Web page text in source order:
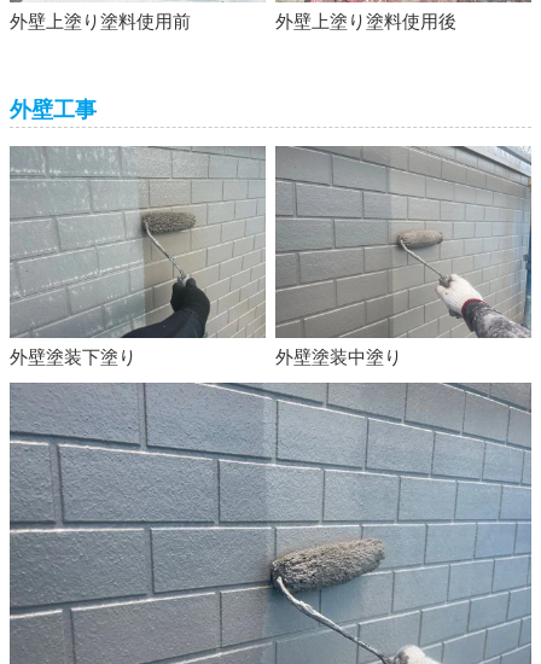
外壁上塗り塗料使用前 外壁上塗り塗料使用後
外壁工事
外壁塗装下塗り 外壁塗装中塗り